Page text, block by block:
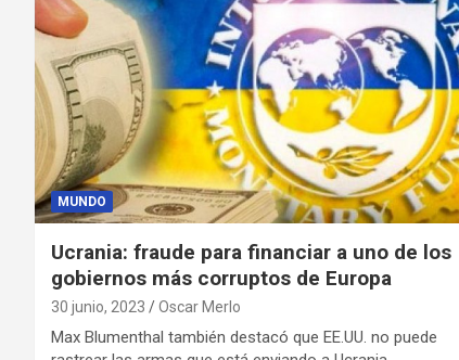
MUNDO
Ucrania: fraude para financiar a uno de los
gobiernos más corruptos de Europa
30 junio, 2023 Oscar Merlo
Max Blumenthal también destacó que EE.UU. no puede